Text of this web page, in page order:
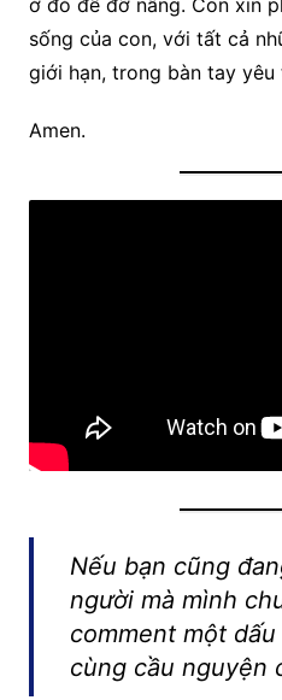
ở đó để đỡ nâng. Con xin
sống của con, với tất cả
giới hạn, trong bàn tay yêu
Amen.
Nếu bạn cũng
người mà mình
comment một dấu
cùng cầu nguyện